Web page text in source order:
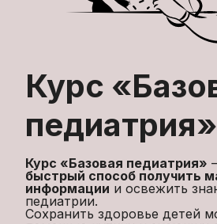
Курс «
педиатрия»
Курс «Базовая педиатрия»
быстрый способ получить
информации и освежить
педиатрии.
Сохранить здоровье детей